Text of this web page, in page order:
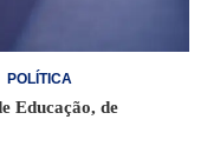
POLÍTICA
Educação, de